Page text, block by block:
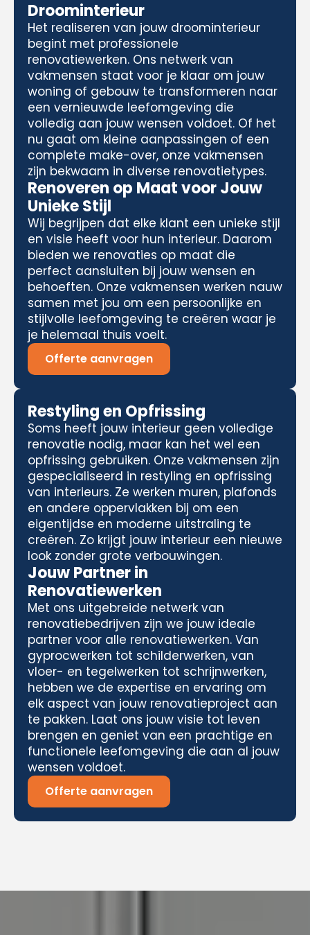
Droominterieur
Het realiseren van jouw droominterieur
begint met professionele
renovatiewerken. Ons netwerk van
vakmensen staat voor je klaar om jouw
woning of gebouw te transformeren naar
een vernieuwde leefomgeving die
volledig aan jouw wensen voldoet. Of het
nu gaat om kleine aanpassingen of een
complete make-over, onze vakmensen
zijn bekwaam in diverse renovatietypes.
Renoveren op Maat voor Jouw
Unieke Stijl
Wij begrijpen dat elke klant een unieke stijl
en visie heeft voor hun interieur. Daarom
bieden we renovaties op maat die
perfect aansluiten bij jouw wensen en
behoeften. Onze vakmensen werken nauw
samen met jou om een persoonlijke en
stijlvolle leefomgeving te creëren waar je
je helemaal thuis voelt.
Offerte aanvragen
Restyling en Opfrissing
Soms heeft jouw interieur geen volledige
renovatie nodig, maar kan het wel een
opfrissing gebruiken. Onze vakmensen zijn
gespecialiseerd in restyling en opfrissing
van interieurs. Ze werken muren, plafonds
en andere oppervlakken bij om een
eigentijdse en moderne uitstraling te
creëren. Zo krijgt jouw interieur een nieuwe
look zonder grote verbouwingen.
Jouw Partner in
Renovatiewerken
Met ons uitgebreide netwerk van
renovatiebedrijven zijn we jouw ideale
partner voor alle renovatiewerken. Van
gyprocwerken tot schilderwerken, van
vloer- en tegelwerken tot schrijnwerken,
hebben we de expertise en ervaring om
elk aspect van jouw renovatieproject aan
te pakken. Laat ons jouw visie tot leven
brengen en geniet van een prachtige en
functionele leefomgeving die aan al jouw
wensen voldoet.
Offerte aanvragen